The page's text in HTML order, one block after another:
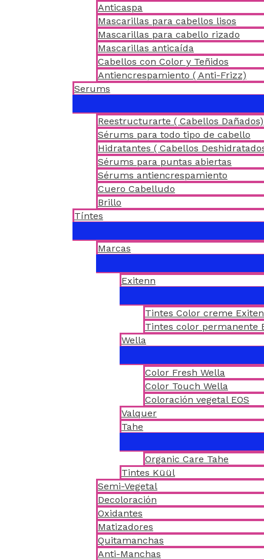
Anticaspa
Mascarillas para cabellos lisos
Mascarillas para cabello rizado
Mascarillas anticaída
Cabellos con Color y Teñidos
Antiencrespamiento ( Anti-Frizz)
Serums
Reestructurarte ( Cabellos Dañados)
Sérums para todo tipo de cabello
Hidratantes ( Cabellos
Sérums para puntas abiertas
Sérums antiencrespamiento
Cuero Cabelludo
Brillo
Tíntes
Marcas
Exitenn
Tintes Color creme
Tintes color permanente
Wella
Color Fresh Wella
Color Touch Wella
Coloración vegetal EOS
Valquer
Tahe
Organic Care Tahe
Tintes Küül
Semi-Vegetal
Decoloración
Oxidantes
Matizadores
Quitamanchas
Anti-Manchas